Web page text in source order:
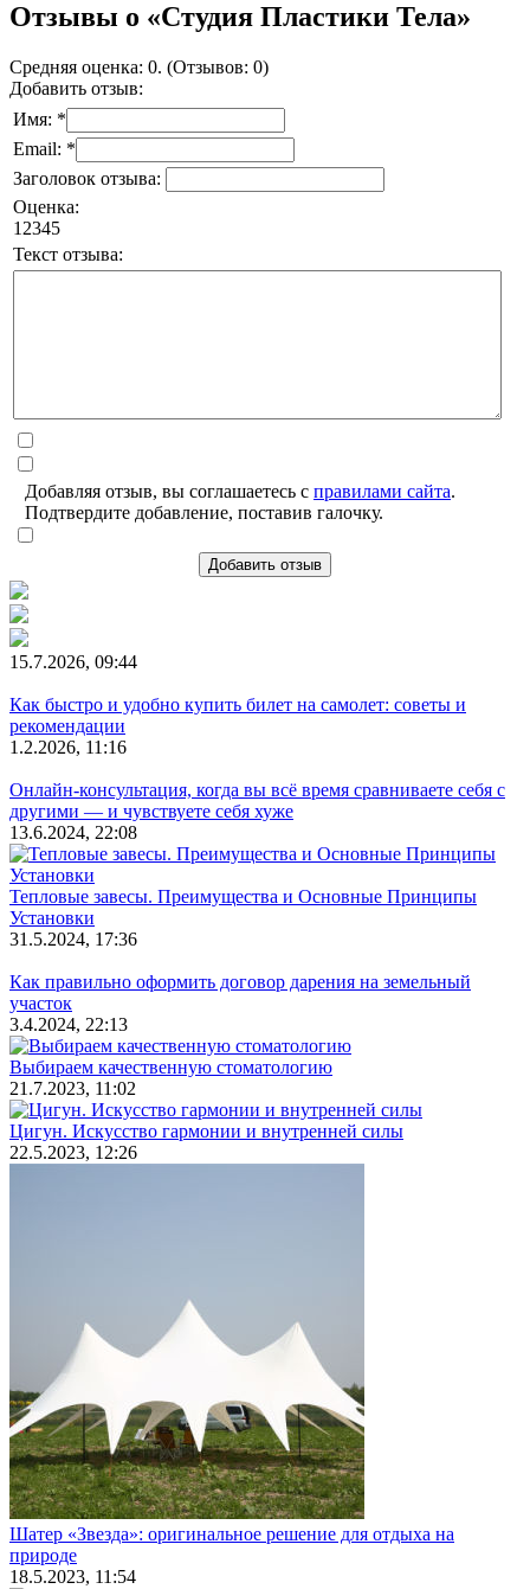
Отзывы о «Студия Пластики Тела»
Средняя оценка: 0. (Отзывов: 0)
Добавить отзыв:
Имя: *
Email: *
Заголовок отзыва:
Оценка:
1 2345
Текст отзыва:
Добавляя отзыв, вы соглашаетесь с правилами сайта.
Подтвердите добавление, поставив галочку.
Добавить отзыв
15.7.2026, 09:44
Как быстро и удобно купить билет на самолет: советы и
рекомендации
1.2.2026, 11:16
Онлайн-консультация, когда вы всё время сравниваете себя с
другими — и чувствуете себя хуже
13.6.2024, 22:08
Тепловые завесы. Преимущества и Основные Принципы
Установки
31.5.2024, 17:36
Как правильно оформить договор дарения на земельный
участок
3.4.2024, 22:13
Выбираем качественную стоматологию
21.7.2023, 11:02
Цигун. Искусство гармонии и внутренней силы
22.5.2023, 12:26
Шатер «Звезда»: оригинальное решение для отдыха на
природе
18.5.2023, 11:54